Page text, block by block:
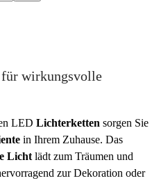
wirkungsvolle
LED Lichterketten sorgen Sie
in Ihrem Zuhause. Das
Licht lädt zum Träumen und
zur Dekoration oder